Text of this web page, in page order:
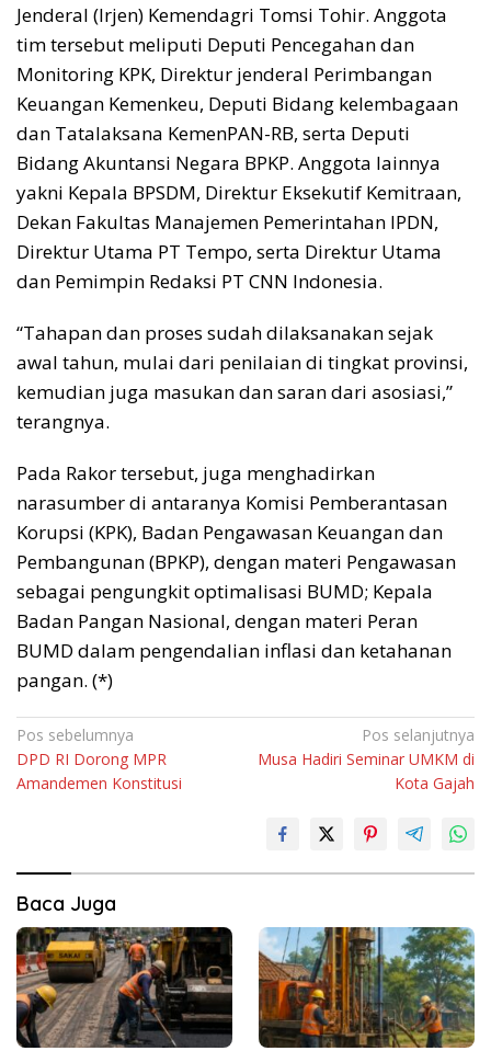
Jenderal (Irjen) Kemendagri Tomsi Tohir. Anggota
tim tersebut meliputi Deputi Pencegahan dan
Monitoring KPK, Direktur jenderal Perimbangan
Keuangan Kemenkeu, Deputi Bidang kelembagaan
dan Tatalaksana KemenPAN-RB, serta Deputi
Bidang Akuntansi Negara BPKP. Anggota lainnya
yakni Kepala BPSDM, Direktur Eksekutif Kemitraan,
Dekan Fakultas Manajemen Pemerintahan IPDN,
Direktur Utama PT Tempo, serta Direktur Utama
dan Pemimpin Redaksi PT CNN Indonesia.
“Tahapan dan proses sudah dilaksanakan sejak
awal tahun, mulai dari penilaian di tingkat provinsi,
kemudian juga masukan dan saran dari asosiasi,”
terangnya.
Pada Rakor tersebut, juga menghadirkan
narasumber di antaranya Komisi Pemberantasan
Korupsi (KPK), Badan Pengawasan Keuangan dan
Pembangunan (BPKP), dengan materi Pengawasan
sebagai pengungkit optimalisasi BUMD; Kepala
Badan Pangan Nasional, dengan materi Peran
BUMD dalam pengendalian inflasi dan ketahanan
pangan. (*)
Navigasi
pos
Pos sebelumnya
DPD RI Dorong MPR
Amandemen Konstitusi
Pos selanjutnya
Musa Hadiri Seminar UMKM di
Kota Gajah
Baca Juga